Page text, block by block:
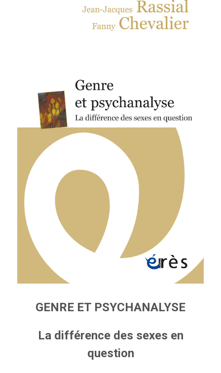
GENRE ET PSYCHANALYSE
La différence des sexes en
question